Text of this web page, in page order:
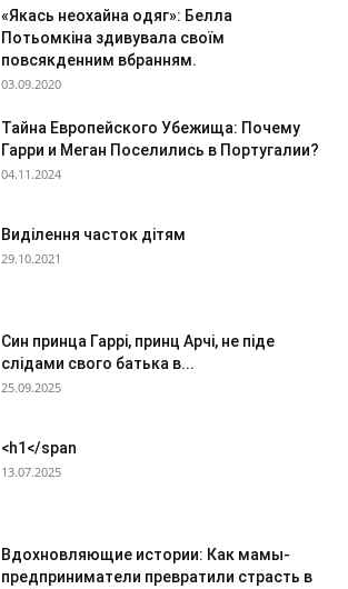
«Якась неохайна одяг»: Белла
Потьомкіна здивувала своїм
повсякденним вбранням.
03.09.2020
Тайна Европейского Убежища: Почему
Гарри и Меган Поселились в Португалии?
04.11.2024
Виділення часток дітям
29.10.2021
Син принца Гаррі, принц Арчі, не піде
слідами свого батька в...
25.09.2025
<h1</span
13.07.2025
Вдохновляющие истории: Как мамы-
предприниматели превратили страсть в